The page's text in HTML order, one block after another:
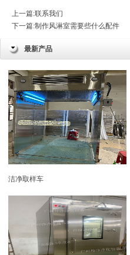
上一篇:联系我们
下一篇:制作风淋室需要些什么配件
最新产品
洁净取样车